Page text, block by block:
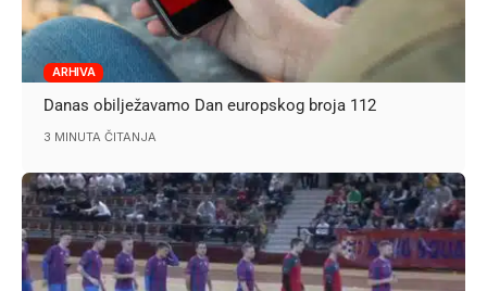
ARHIVA
Danas obilježavamo Dan europskog broja 112
3 MINUTA ČITANJA